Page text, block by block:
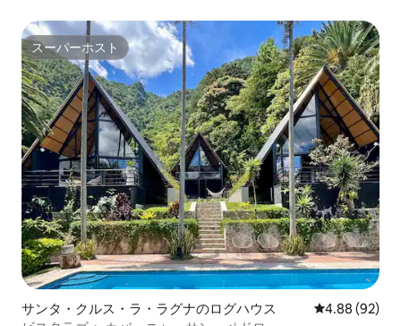
スーパーホスト
スーパーホスト
サンタ・クルス・ラ・ラグナのログハウス レビュー92
4.88 (92)